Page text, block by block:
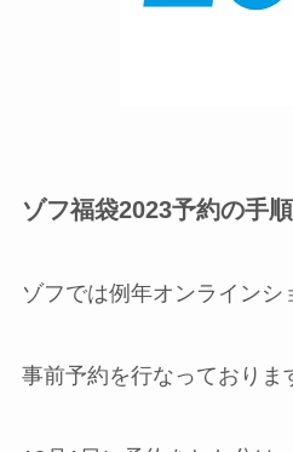
ゾフ福袋2023予約の手
ゾフでは例年オンラインシ
事前予約を行なっておりま